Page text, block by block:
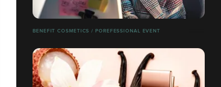
BENEFIT COSMETICS / POREFESSIONAL EVENT